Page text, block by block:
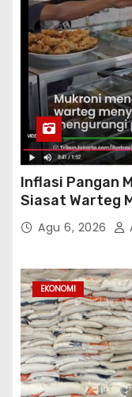
Inflasi Pangan
Siasat Warteg
Terjangkau
Agu 6, 2026
EKONOMI